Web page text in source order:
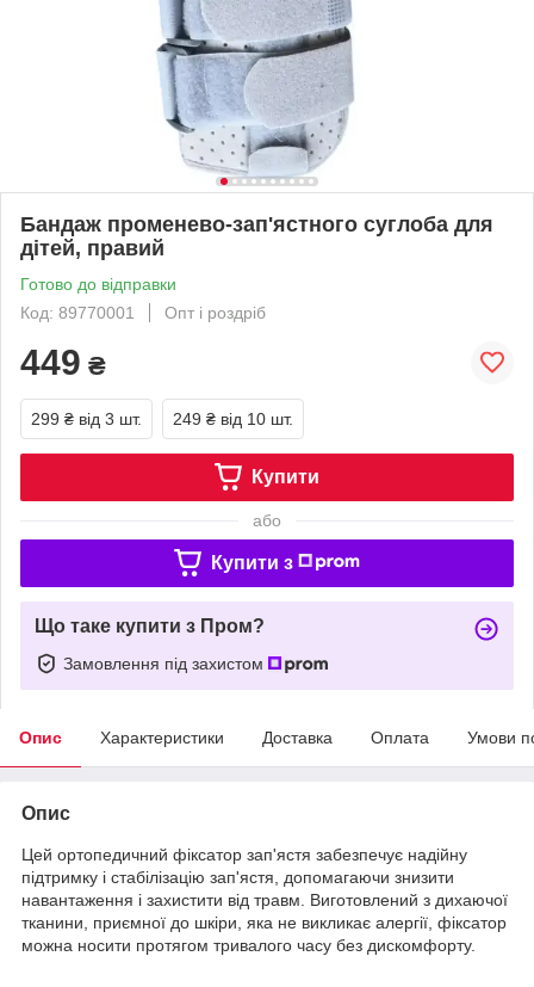
Бандаж променево-зап'ястного суглоба для
дітей, правий
Готово до відправки
Код: 89770001
Опт і роздріб
449 ₴
299 ₴ від 3 шт. 249 ₴ від 10 шт.
Купити
або
Купити з
Що таке купити з Пром?
Замовлення під захистом
Опис Характеристики Доставка Оплата Умови
Опис
Цей ортопедичний фіксатор зап'ястя забезпечує надійну
підтримку і стабілізацію зап'ястя, допомагаючи знизити
навантаження і захистити від травм. Виготовлений з дихаючої
тканини, приємної до шкіри, яка не викликає алергії, фіксатор
можна носити протягом тривалого часу без дискомфорту.